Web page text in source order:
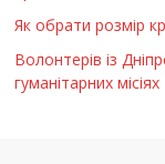
Як обрати розмір
Волонтерів із
гуманітарних місіях